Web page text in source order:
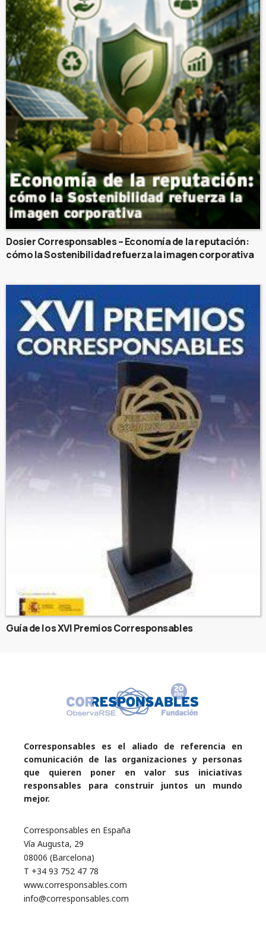
Dosier Corresponsables – Economía de la reputación:
cómo la Sostenibilidad refuerza la imagen corporativa
Guía de los XVI Premios Corresponsables
Corresponsables es el aliado de referencia en
comunicación de las organizaciones y personas
que quieren poner en valor sus iniciativas
responsables para construir juntos un mundo
mejor.
Corresponsables en España
Vía Augusta, 29
08006 (Barcelona)
T +34 93 752 47 78
www.corresponsables.com
info@corresponsables.com